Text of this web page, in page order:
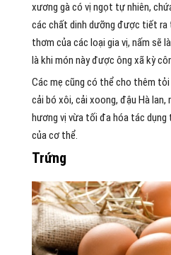
xương gà có vị ngọt tự nhiên,
các chất dinh dưỡng được tiết ra
thơm của các loại gia vị, nấm sẽ
là khi món này được ông xã kỳ
Các mẹ cũng có thể cho thêm
cải bó xôi, cải xoong, đậu Hà lan,
hương vị vừa tối đa hóa tác dụng
của cơ thể.
Trứng